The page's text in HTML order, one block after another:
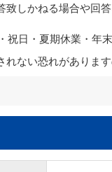
しかねる場合や回
日・夏期休業・年
れない恐れがありま